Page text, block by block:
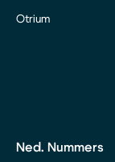
Otrium
Ned. Nummers